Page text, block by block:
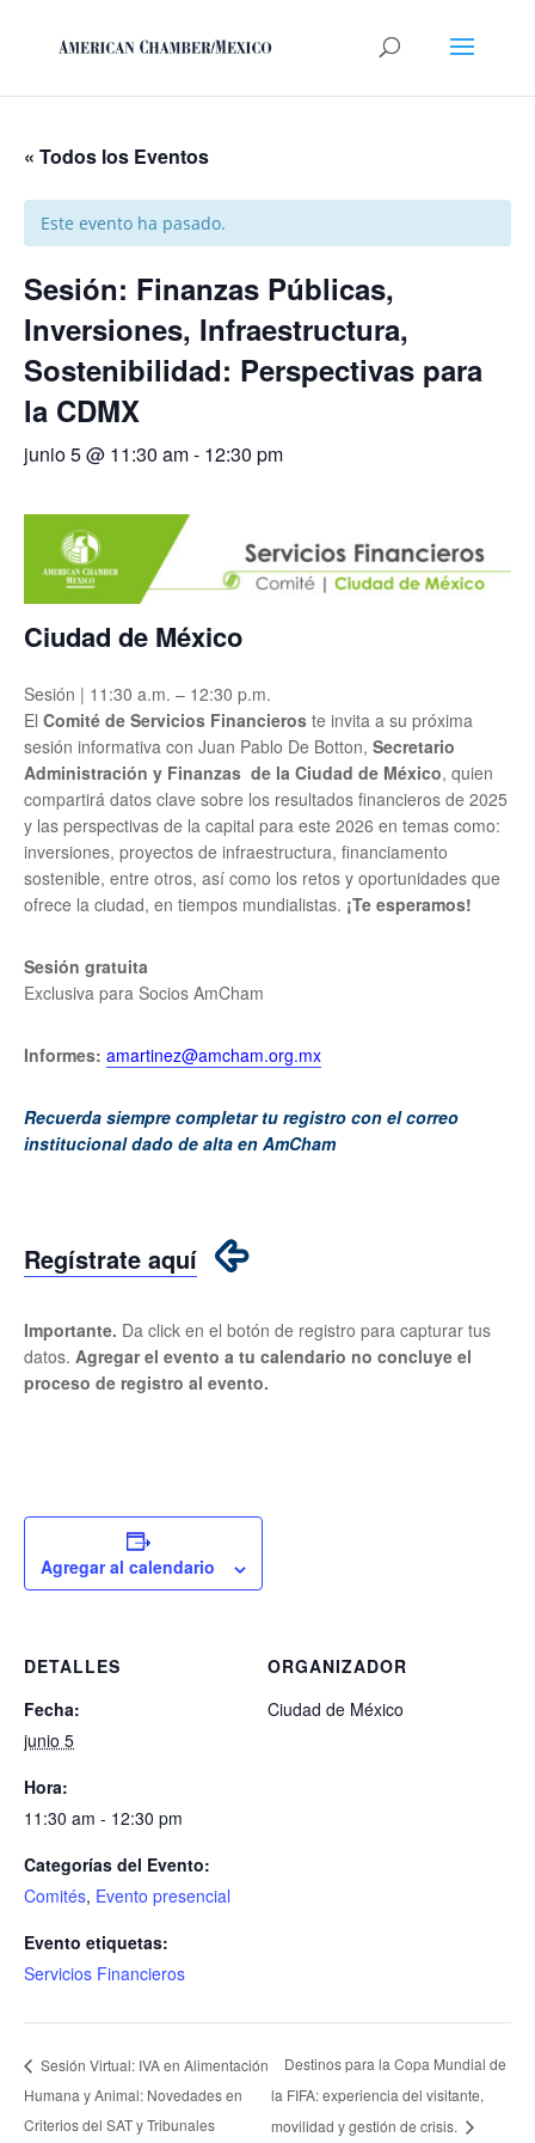
« Todos los Eventos
Este evento ha pasado.
Sesión: Finanzas Públicas,
Inversiones, Infraestructura,
Sostenibilidad: Perspectivas para
la CDMX
junio 5 @ 11:30 am- 12:30 pm
Ciudad de México
Sesión | 11:30 a.m. – 12:30 p.m.
El Comité de Servicios Financieros te invita a su próxima
sesión informativa con Juan Pablo De Botton, Secretario
Administración y Finanzas de la Ciudad de México, quien
compartirá datos clave sobre los resultados financieros de 2025
y las perspectivas de la capital para este 2026 en temas como:
inversiones, proyectos de infraestructura, financiamento
sostenible, entre otros, así como los retos y oportunidades que
ofrece la ciudad, en tiempos mundialistas. ¡Te esperamos!
Sesión gratuita
Exclusiva para Socios AmCham
Informes: amartinez@amcham.org.mx
Recuerda siempre completar tu registro con el correo
institucional dado de alta en AmCham
Regístrate aquí
Importante. Da click en el botón de registro para capturar tus
datos. Agregar el evento a tu calendario no concluye el
proceso de registro al evento.
Agregar al calendario
DETALLES
Fecha:
junio 5
Hora:
11:30 am - 12:30 pm
Categorías del Evento:
Comités, Evento presencial
Evento etiquetas:
Servicios Financieros
ORGANIZADOR
Ciudad de México
Sesión Virtual: IVA en Alimentación
Humana y Animal: Novedades en
Criterios del SAT y Tribunales
Destinos para la Copa Mundial de
la FIFA: experiencia del visitante,
movilidad y gestión de crisis.